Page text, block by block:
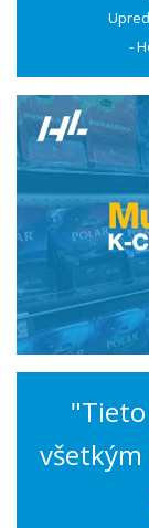
-